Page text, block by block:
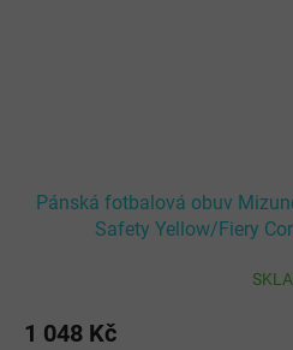
Pánská fotbalová obuv
Safety Yellow/Fiery
1 048 Kč